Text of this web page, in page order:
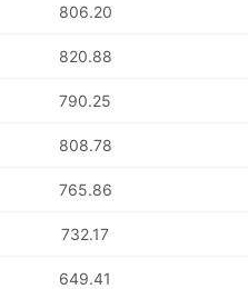
806.20
820.88
790.25
808.78
765.86
732.17
649.41